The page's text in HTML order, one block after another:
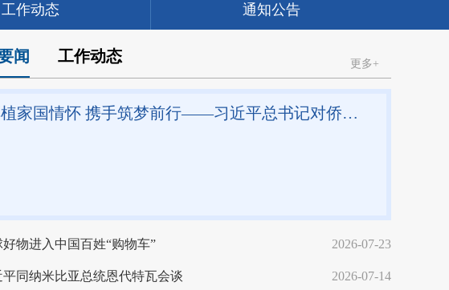
工作动态 通知公告
闻 工作动态 更多+
厚植家国情怀 携手筑梦前行——习近平总书记对侨务工作重要指示激励海内外中华儿女为强国建设、民族复兴伟业团结奋斗
好物进入中国百姓“购物车” 2026-07-23
平同纳米比亚总统恩代特瓦会谈 2026-07-14